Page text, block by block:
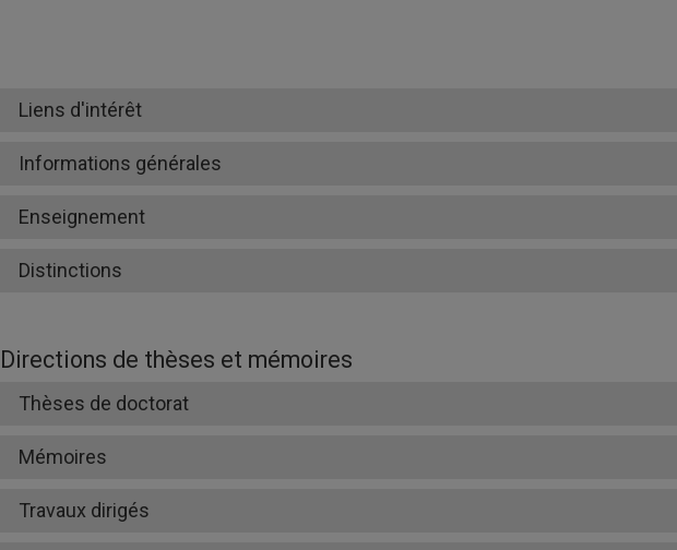
Liens d'intérêt
Informations générales
Enseignement
Distinctions
Directions de thèses et mémoires
Thèses de doctorat
Mémoires
Travaux dirigés